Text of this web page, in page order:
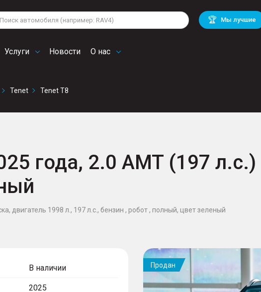
🏆 Мы лучшие
Услуги Новости О нас
Volkswagen
Mitsubishi BMW
Audi
Mercedes Benz Volvo
Tenet Tenet T8
года, 2.0 AMT (197 л.с.)
двигатель 1998 л., 197 л.с., бензин , робот , полный, цвет зеленый
В наличии
2025
Продан